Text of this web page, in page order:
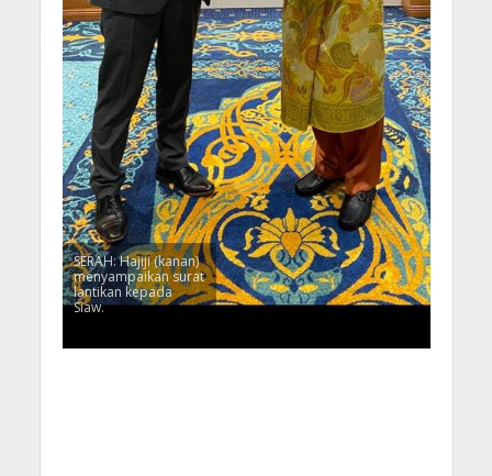
SERAH: Hajiji (kanan)
menyampaikan surat
lantikan kepada
Siaw.